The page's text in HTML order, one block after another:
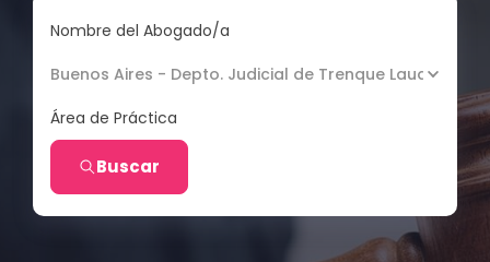
Nombre del Abogado/a
Buenos Aires - Depto. Judicial de Trenque Lauquen
Área de Práctica
Buscar